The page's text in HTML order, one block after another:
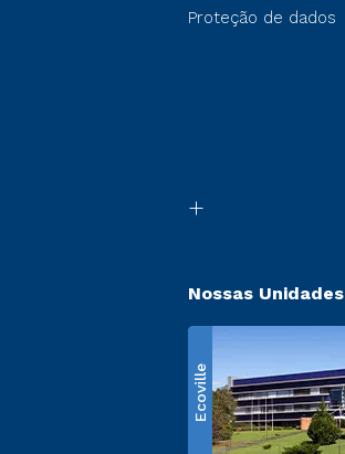
Proteção de dados
Nossas Unidades
Ecoville